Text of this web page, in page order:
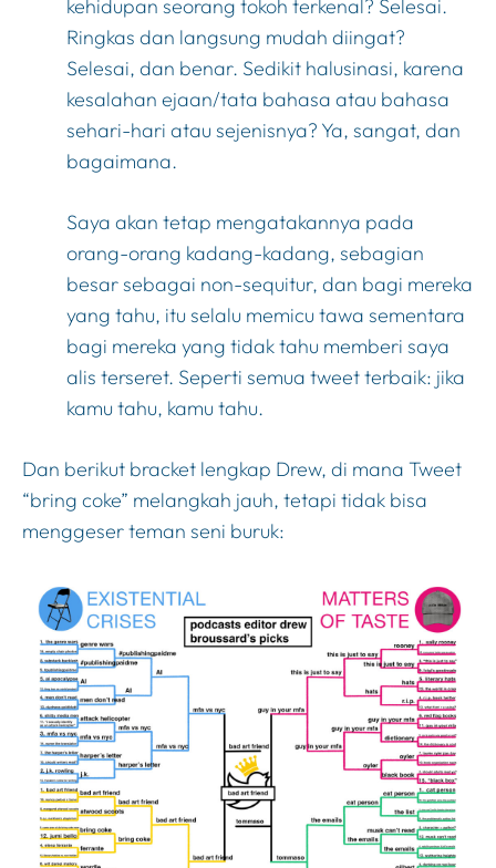
kehidupan seorang tokoh terkenal? Selesai.
Ringkas dan langsung mudah diingat?
Selesai, dan benar. Sedikit halusinasi, karena
kesalahan ejaan/tata bahasa atau bahasa
sehari-hari atau sejenisnya? Ya, sangat, dan
bagaimana.
Saya akan tetap mengatakannya pada
orang-orang kadang-kadang, sebagian
besar sebagai non-sequitur, dan bagi mereka
yang tahu, itu selalu memicu tawa sementara
bagi mereka yang tidak tahu memberi saya
alis terseret. Seperti semua tweet terbaik: jika
kamu tahu, kamu tahu.
Dan berikut bracket lengkap Drew, di mana Tweet
“bring coke” melangkah jauh, tetapi tidak bisa
menggeser teman seni buruk: